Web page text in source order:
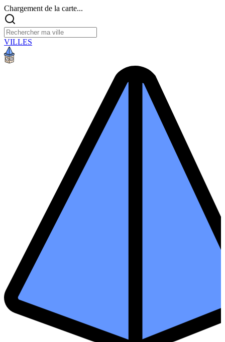
Chargement de la carte...
VILLES